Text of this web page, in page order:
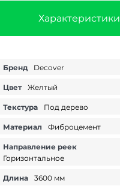
Характеристики
Бренд Decover
Цвет Желтый
Текстура Под дерево
Материал Фиброцемент
Направление реек
Горизонтальное
Длина 3600 мм